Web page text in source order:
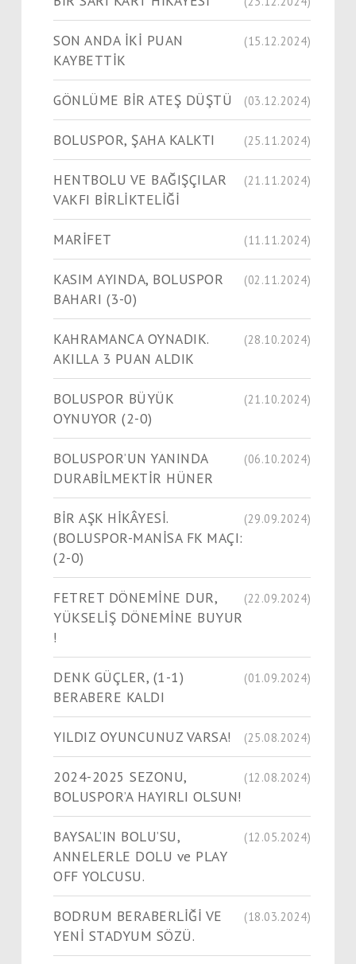
SON ANDA İKİ PUAN
KAYBETTİK
(15.12.2024)
GÖNLÜME BİR ATEŞ DÜŞTÜ (03.12.2024)
BOLUSPOR, ŞAHA KALKTI (25.11.2024)
HENTBOLU VE BAĞIŞÇILAR
VAKFI BİRLİKTELİĞİ
(21.11.2024)
MARİFET (11.11.2024)
KASIM AYINDA, BOLUSPOR
BAHARI (3-0)
(02.11.2024)
KAHRAMANCA OYNADIK.
AKILLA 3 PUAN ALDIK
(28.10.2024)
BOLUSPOR BÜYÜK
OYNUYOR (2-0)
(21.10.2024)
BOLUSPOR’UN YANINDA
DURABİLMEKTİR HÜNER
(06.10.2024)
BİR AŞK HİKÂYESİ.
(BOLUSPOR-MANİSA FK MAÇI:
(2-0)
(29.09.2024)
FETRET DÖNEMİNE DUR,
YÜKSELİŞ DÖNEMİNE BUYUR
!
(22.09.2024)
DENK GÜÇLER, (1-1)
BERABERE KALDI
(01.09.2024)
YILDIZ OYUNCUNUZ VARSA! (25.08.2024)
2024-2025 SEZONU,
BOLUSPOR’A HAYIRLI OLSUN!
(12.08.2024)
BAYSAL’IN BOLU’SU,
ANNELERLE DOLU ve PLAY
OFF YOLCUSU.
(12.05.2024)
BODRUM BERABERLİĞİ VE
YENİ STADYUM SÖZÜ.
(18.03.2024)